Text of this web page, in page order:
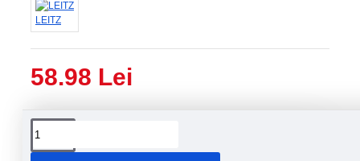
58.98 Lei
LEITZ
curier